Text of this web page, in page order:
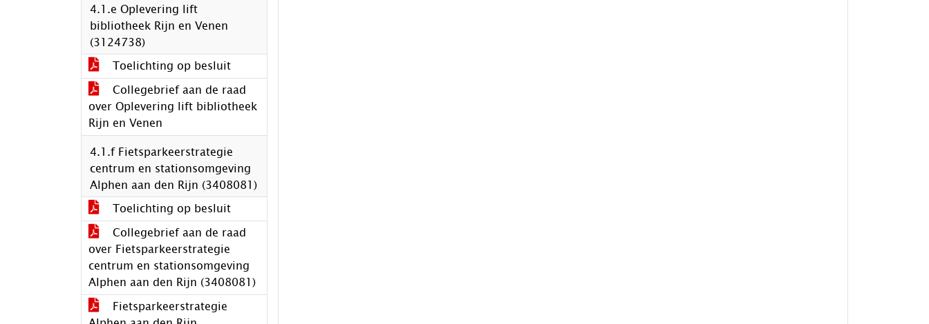
4.1.e Oplevering lift
bibliotheek Rijn en Venen
(3124738)
Toelichting op besluit
Collegebrief aan de raad
over Oplevering lift bibliotheek
Rijn en Venen
4.1.f Fietsparkeerstrategie
centrum en stationsomgeving
Alphen aan den Rijn (3408081)
Toelichting op besluit
Collegebrief aan de raad
over Fietsparkeerstrategie
centrum en stationsomgeving
Alphen aan den Rijn (3408081)
Fietsparkeerstrategie